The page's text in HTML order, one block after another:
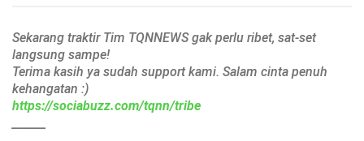
Sekarang traktir Tim TQNNEWS gak perlu ribet, sat-set
langsung sampe!
Terima kasih ya sudah support kami. Salam cinta penuh
kehangatan :)
https://sociabuzz.com/tqnn/tribe